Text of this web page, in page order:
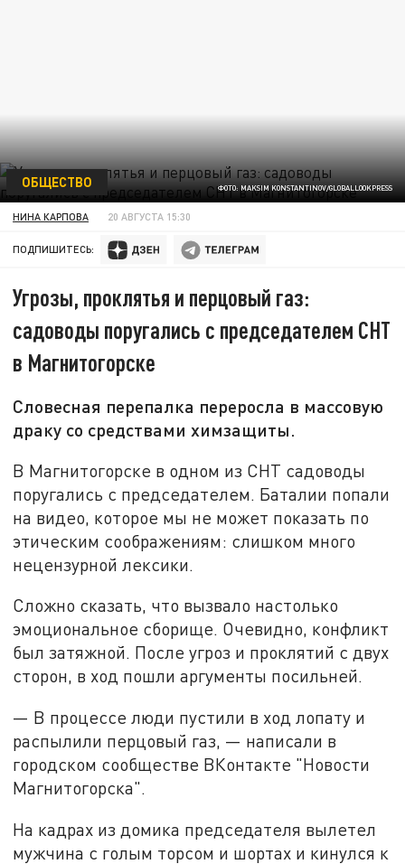
ФОТО: MAKSIM KONSTANTINOV/GLOBALLOOKPRESS
ОБЩЕСТВО
НИНА КАРПОВА 20 АВГУСТА 15:30
ПОДПИШИТЕСЬ:
Угрозы, проклятья и перцовый газ:
садоводы поругались с председателем СНТ
в Магнитогорске
Словесная перепалка переросла в массовую
драку со средствами химзащиты.
В Магнитогорске в одном из СНТ садоводы
поругались с председателем. Баталии попали
на видео, которое мы не может показать по
этическим соображениям: слишком много
нецензурной лексики.
Сложно сказать, что вызвало настолько
эмоциональное сборище. Очевидно, конфликт
был затяжной. После угроз и проклятий с двух
сторон, в ход пошли аргументы посильней.
— В процессе люди пустили в ход лопату и
распылили перцовый газ, — написали в
городском сообществе ВКонтакте "Новости
Магнитогорска".
На кадрах из домика председателя вылетел
мужчина с голым торсом и шортах и кинулся к